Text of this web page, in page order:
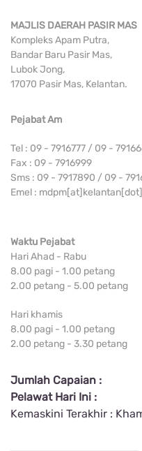
MAJLIS DAERAH PASIR MAS
Kompleks Apam Putra,
Bandar Baru Pasir Mas,
Lubok Jong,
17070 Pasir Mas, Kelantan.
Pejabat Am
Tel : 09 - 7916777 / 09 -
Fax : 09 - 7916999
Sms : 09 - 7917890 / 09 -
Emel :
Waktu Pejabat
Hari Ahad - Rabu
8.00 pagi - 1.00 petang
2.00 petang - 5.00 petang
Hari khamis
8.00 pagi - 1.00 petang
2.00 petang - 3.30 petang
Jumlah Capaian :
Pelawat Hari Ini :
Kemaskini Terakhir :